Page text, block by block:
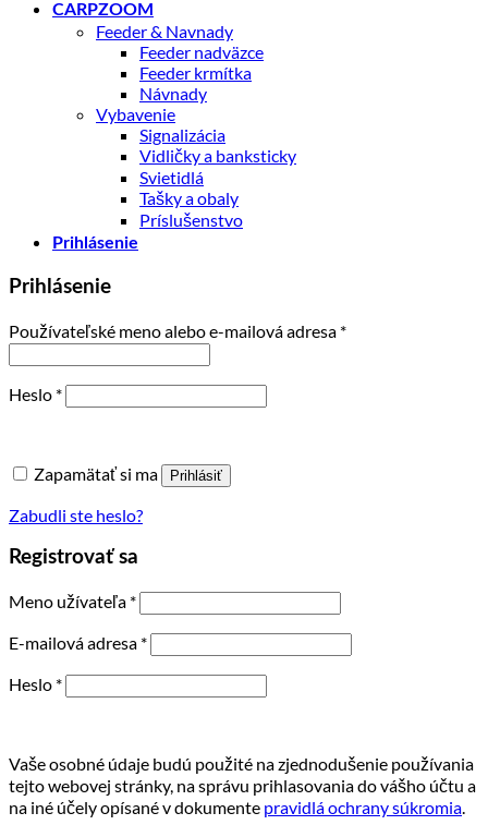
CARPZOOM
Feeder & Navnady
Feeder nadväzce
Feeder krmítka
Návnady
Vybavenie
Signalizácia
Vidličky a banksticky
Svietidlá
Tašky a obaly
Príslušenstvo
Prihlásenie
Prihlásenie
Používateľské meno alebo e-mailová adresa *Povinné
Heslo *Povinné
Zapamätať si ma Prihlásiť
Zabudli ste heslo?
Registrovať sa
Meno užívateľa *Povinné
E-mailová adresa *Povinné
Heslo *Povinné
Vaše osobné údaje budú použité na zjednodušenie používania
tejto webovej stránky, na správu prihlasovania do vášho účtu a
na iné účely opísané v dokumente pravidlá ochrany súkromia.